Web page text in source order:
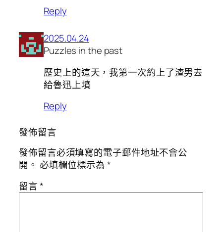
Reply
2025.04.24
Puzzles in the past
歷史上的這天，我第一次約上了渣男去
給魯迅上墳
Reply
發佈留言
發佈留言必須填寫的電子郵件地址不會公
開。 必填欄位標示為*
留言*